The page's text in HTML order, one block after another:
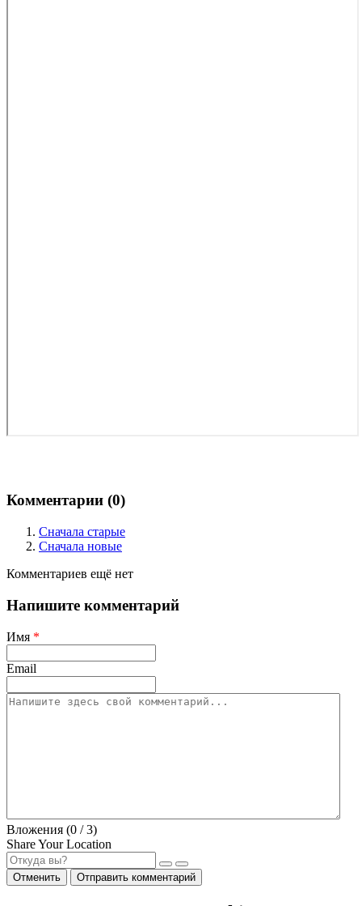
Комментарии (0)
Сначала старые
Сначала новые
Комментариев ещё нет
Напишите комментарий
Имя *
Email
Вложения (0 / 3)
Share Your Location
Отменить Отправить комментарий